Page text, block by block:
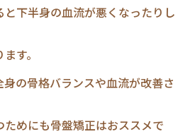
下半身の血流が悪くなったりし
す。
の骨格バランスや血流が改善さ
ためにも骨盤矯正はおススメで